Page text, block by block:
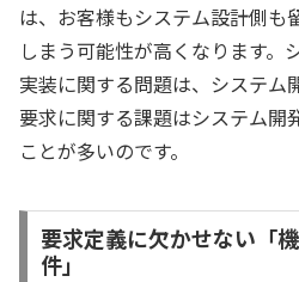
は、お客様もシステム設計側も
しまう可能性が高くなります。
実装に関する問題は、システム
要求に関する課題はシステム開
ことが多いのです。
要求定義に欠かせない「
件」